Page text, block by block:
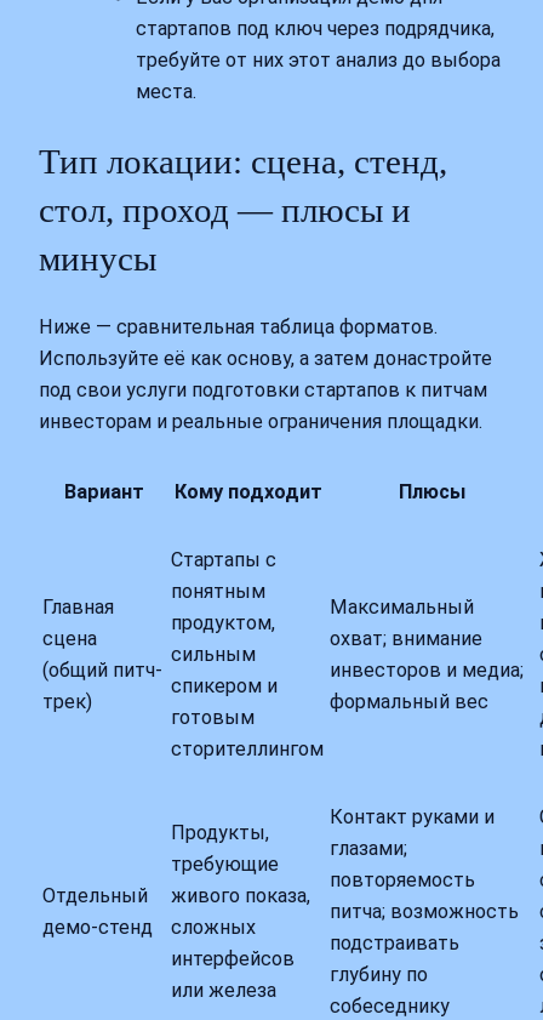
стартапов под ключ через подрядчика,
требуйте от них этот анализ до выбора
места.
Тип локации: сцена, стенд,
стол, проход — плюсы и
минусы
Ниже — сравнительная таблица форматов.
Используйте её как основу, а затем донастройте
под свои услуги подготовки стартапов к питчам
инвесторам и реальные ограничения площадки.
Вариант Кому подходит Плюсы
Главная
сцена
(общий питч-
трек)
Стартапы с
понятным
продуктом,
сильным
спикером и
готовым
сторителлингом
Максимальный
охват; внимание
инвесторов и медиа;
формальный вес
Отдельный
демо-стенд
Продукты,
требующие
живого показа,
сложных
интерфейсов
или железа
Контакт руками и
глазами;
повторяемость
питча; возможность
подстраивать
глубину по
собеседнику